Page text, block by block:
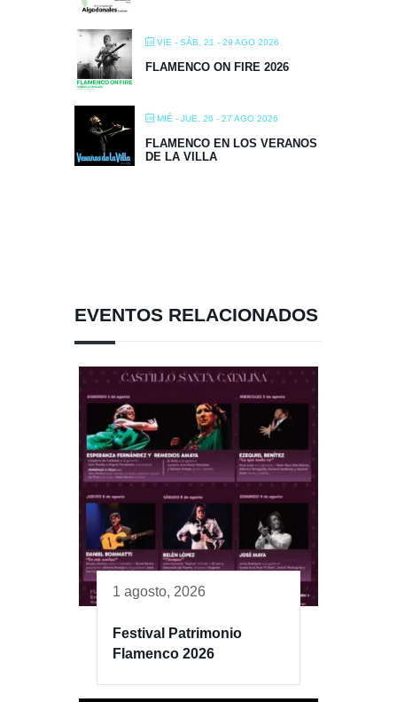
VIE - SÁB, 21 - 29 AGO 2026
FLAMENCO ON FIRE 2026
MIÉ - JUE, 26 - 27 AGO 2026
FLAMENCO EN LOS VERANOS
DE LA VILLA
EVENTOS RELACIONADOS
1 agosto, 2026
Festival Patrimonio
Flamenco 2026